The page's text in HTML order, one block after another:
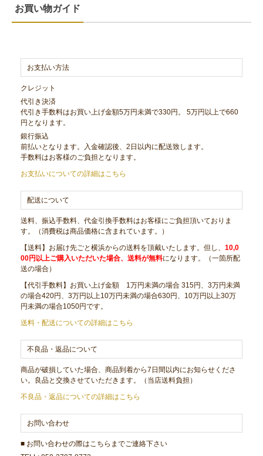
お買い物ガイド
お支払い方法
クレジット
代引き決済
代引き手数料はお買い上げ金額5万円未満で330円。 5万円以上で660
円となります。
銀行振込
前払いとなります。入金確認後、2日以内に配送致します。
手数料はお客様のご負担となります。
お支払いについての詳細はこちら
配送について
送料、振込手数料、代金引換手数料はお客様にご負担頂いておりま
す。（消費税は商品価格に含まれています。）
【送料】お届け先ごと横浜からの送料を頂戴いたします。但し、10,0
00円以上ご購入いただいた場合、送料が無料になります。（一箇所配
送の場合）
【代引手数料】お買い上げ金額 1万円未満の場合 315円、3万円未満
の場合420円、3万円以上10万円未満の場合630円、10万円以上30万
円未満の場合1050円です。
送料・配送についての詳細はこちら
不良品・返品について
商品が破損していた場合、商品到着から7日間以内にお知らせくださ
い。良品と交換させていただきます。（当店送料負担）
不良品・返品についての詳細はこちら
お問い合わせ
■ お問い合わせの際はこちらまでご連絡下さい